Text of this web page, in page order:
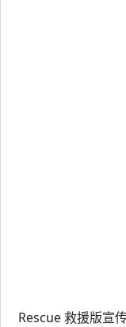
Rescue 救援版宣